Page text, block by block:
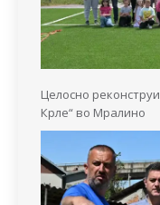
Целосно
Крле“ во Мралино